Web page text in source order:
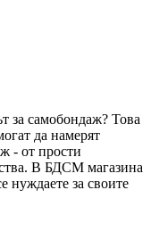
за самобондаж? Това
да намерят
- от прости
В БДСМ магазина
нуждаете за своите